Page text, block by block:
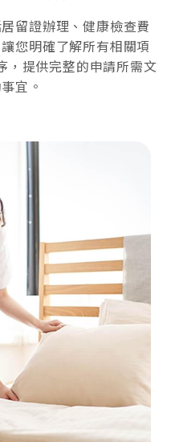
留證辦理、健康檢查費
您明確了解所有相關項
，提供完整的申請所需文
宜。